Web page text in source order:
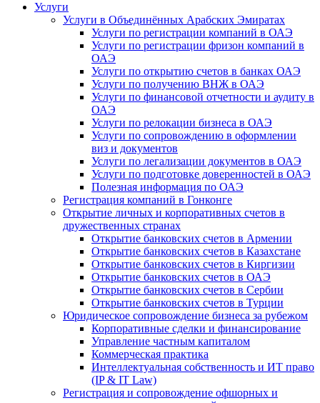
Услуги
Услуги в Объединённых Арабских Эмиратах
Услуги по регистрации компаний в ОАЭ
Услуги по регистрации фризон компаний в
ОАЭ
Услуги по открытию счетов в банках ОАЭ
Услуги по получению ВНЖ в ОАЭ
Услуги по финансовой отчетности и аудиту в
ОАЭ
Услуги по релокации бизнеса в ОАЭ
Услуги по сопровождению в оформлении
виз и документов
Услуги по легализации документов в ОАЭ
Услуги по подготовке доверенностей в ОАЭ
Полезная информация по ОАЭ
Регистрация компаний в Гонконге
Открытие личных и корпоративных счетов в
дружественных странах
Открытие банковских счетов в Армении
Открытие банковских счетов в Казахстане
Открытие банковских счетов в Киргизии
Открытие банковских счетов в ОАЭ
Открытие банковских счетов в Сербии
Открытие банковских счетов в Турции
Юридическое сопровождение бизнеса за рубежом
Корпоративные сделки и финансирование
Управление частным капиталом
Коммерческая практика
Интеллектуальная собственность и ИТ право
(IP & IT Law)
Регистрация и сопровождение офшорных и